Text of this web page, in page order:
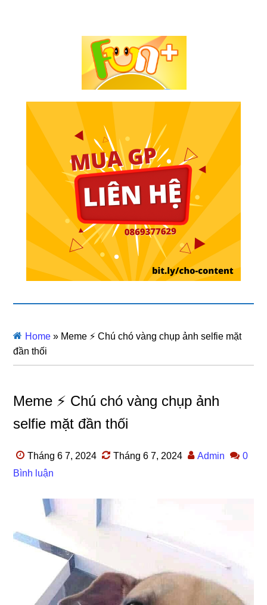
Home » Meme ⚡ Chú chó vàng chụp ảnh selfie mặt
đần thối
Meme ⚡ Chú chó vàng chụp ảnh
selfie mặt đần thối
Tháng 6 7, 2024 Tháng 6 7, 2024 Admin
0
Bình luận